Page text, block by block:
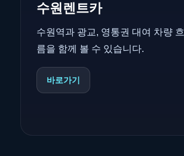
수원렌트카
수원역과 광교, 영통권 대여 차량 흐
름을 함께 볼 수 있습니다.
바로가기